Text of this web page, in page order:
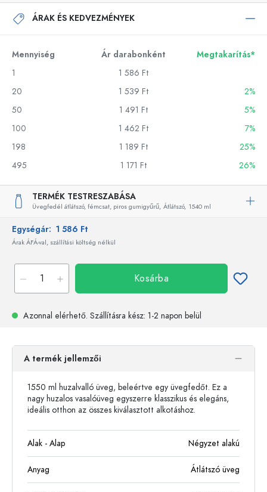
ÁRAK ÉS KEDVEZMÉNYEK
Mennyiség Ár darabonként
Megtakarítás*
1
1 586 Ft
20
1 539 Ft
2%
50
1 491 Ft
5%
100
1 462 Ft
7%
198
1 189 Ft
25%
495
1 171 Ft 26%
TERMÉK TESTRESZABÁSA
Üvegfedél átlátszó, fémcsat, piros gumigyűrű, Átlátszó, 1540 ml
Egységár: 1 586 Ft
Árak ÁFÁ-val, szállítási költség nélkül
Kosárba
Azonnal elérhető. Szállításra kész: 1-2 napon belül
A termék jellemzői
1550 ml huzalvalló üveg, beleértve egy üvegfedőt. Ez a
nagy huzalos vasalóüveg egyszerre klasszikus és elegáns,
ideális otthon az összes kiválasztott alkotáshoz.
Alak - Alap Négyzet alakú
Anyag Átlátszó üveg